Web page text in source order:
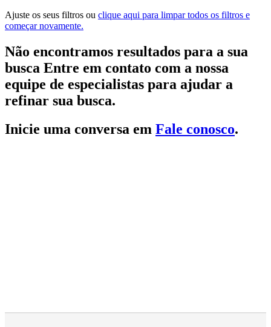
Ajuste os seus filtros ou clique aqui para limpar todos os filtros e
começar novamente.
Não encontramos resultados para a sua
busca Entre em contato com a nossa
equipe de especialistas para ajudar a
refinar sua busca.
Inicie uma conversa em Fale conosco.